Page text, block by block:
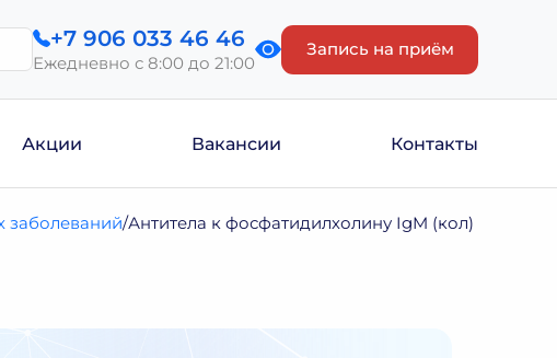
+7 906 033 46 46
Ежедневно с 8:00 до 21:00
Запись на приём
Акции Вакансии Контакты
заболеваний Антитела к фосфатидилхолину IgM (кол)